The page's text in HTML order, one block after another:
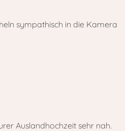
Auslandhochzeit sehr nah.